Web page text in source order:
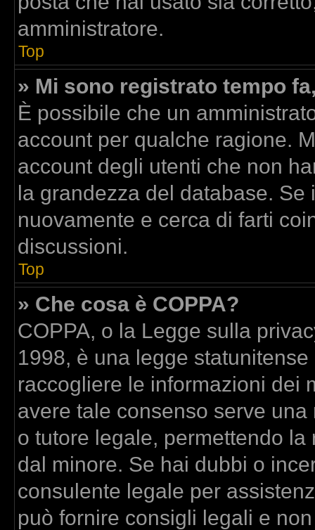
amministratore.
Top
» Mi sono registrato tempo
È possibile che un
account per qualche ragione.
account degli utenti che non
la grandezza del database. Se
nuovamente e cerca di farti
discussioni.
Top
» Che cosa è COPPA?
COPPA, o la Legge sulla
1998, è una legge
raccogliere le informazioni dei
avere tale consenso serve
o tutore legale, permettendo
dal minore. Se hai dubbi o
consulente legale per
può fornire consigli legali e